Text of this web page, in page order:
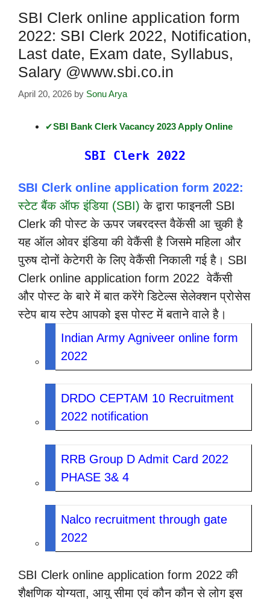
SBI Clerk online application form
2022: SBI Clerk 2022, Notification,
Last date, Exam date, Syllabus,
Salary @www.sbi.co.in
April 20, 2026 by Sonu Arya
✔SBI Bank Clerk Vacancy 2023 Apply Online
SBI Clerk 2022
SBI Clerk online application form 2022:
स्टेट बैंक ऑफ इंडिया (SBI) के द्वारा फाइनली SBI
Clerk की पोस्ट के ऊपर जबरदस्त वैकेंसी आ चुकी है
यह ऑल ओवर इंडिया की वेकैंसी है जिसमे महिला और
पुरुष दोनों केटेगरी के लिए वेकैंसी निकाली गई है। SBI
Clerk online application form 2022 वेकैंसी
और पोस्ट के बारे में बात करेंगे डिटेल्स सेलेक्शन प्रोसेस
स्टेप बाय स्टेप आपको इस पोस्ट में बताने वाले है।
Indian Army Agniveer online form
2022
DRDO CEPTAM 10 Recruitment
2022 notification
RRB Group D Admit Card 2022
PHASE 3& 4
Nalco recruitment through gate
2022
SBI Clerk online application form 2022 की
शैक्षणिक योग्यता, आयु सीमा एवं कौन कौन से लोग इस